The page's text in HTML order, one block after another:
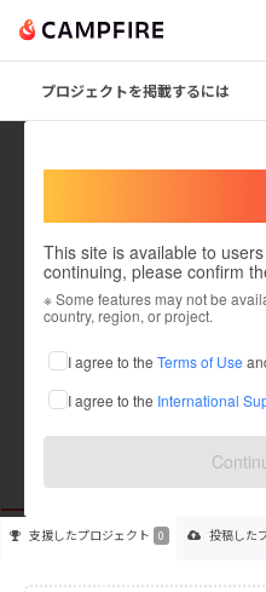
プロジェクトを掲載するには
This site is available to
continuing, please confirm
※ Some features may not be
country, region, or project.
I agree to the Terms of Use
I agree to the International
これまでに1件のプロジェクト
在住国：未設定
出身国：未設定
支援したプロジェクト 0 投稿した